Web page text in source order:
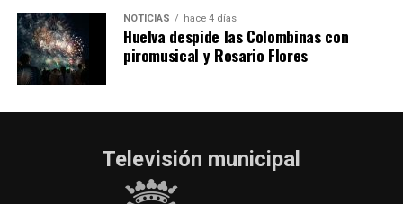
NOTICIAS hace 4 días
Huelva despide las Colombinas con
piromusical y Rosario Flores
Televisión municipal